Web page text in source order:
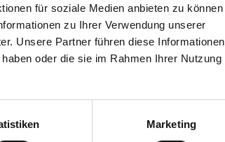
für soziale Medien anbieten zu können
zu Ihrer Verwendung unserer
Unsere Partner führen diese Informationen
oder die sie im Rahmen Ihrer Nutzung
Marketing